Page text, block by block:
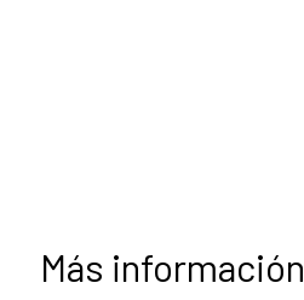
Más información